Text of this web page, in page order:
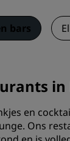
bars
in
en
Ons